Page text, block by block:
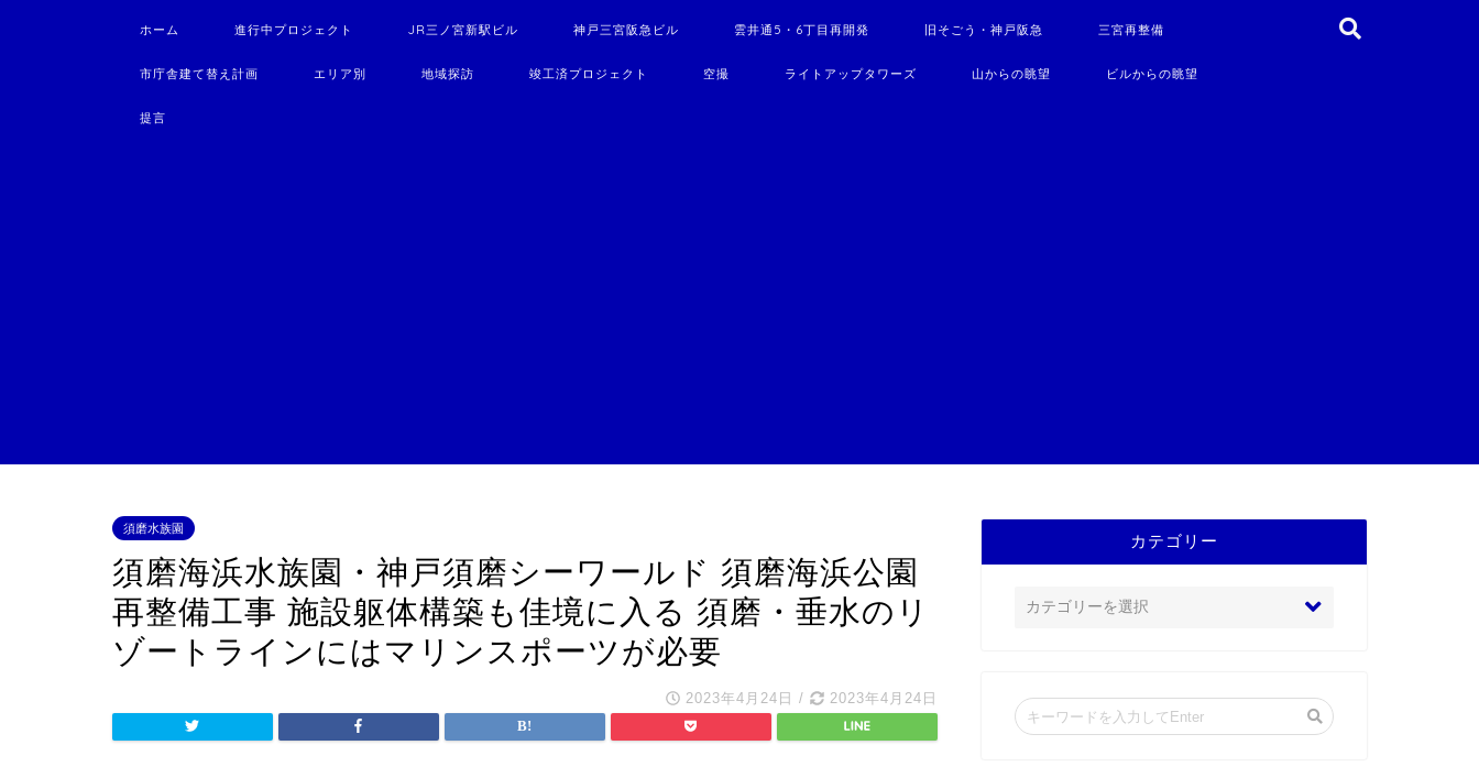
ホーム 進行中プロジェクト JR三ノ宮新駅ビル 神戸三宮阪急ビル 雲井通5・6丁目再開発 旧そごう・神戸阪急 三宮再整備
市庁舎建て替え計画 エリア別 地域探訪 竣工済プロジェクト 空撮 ライトアップタワーズ 山からの眺望 ビルからの眺望
提言
須磨水族園
須磨海浜水族園・神戸須磨シーワールド 須磨海浜公園
再整備工事 施設躯体構築も佳境に入る 須磨・垂水のリ
ゾートラインにはマリンスポーツが必要
2023年4月24日 / 2023年4月24日
カテゴリー